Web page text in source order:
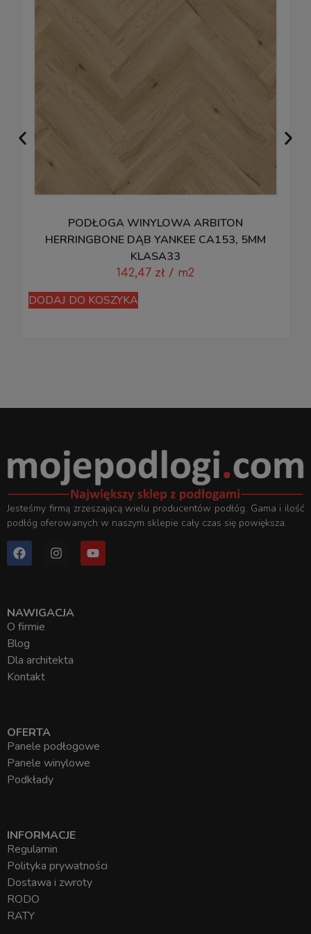
PODŁOGA WINYLOWA ARBITON
HERRINGBONE DĄB YANKEE CA153, 5MM
KLASA33
142,47 zł / m2
DODAJ DO KOSZYKA
Jesteśmy firmą zrzeszającą wielu producentów podłóg. Gama i ilość
podłóg oferowanych w naszym sklepie cały czas się powiększa.
NAWIGACJA
O firmie
Blog
Dla architekta
Kontakt
OFERTA
Panele podłogowe
Panele winylowe
Podkłady
INFORMACJE
Regulamin
Polityka prywatności
Dostawa i zwroty
RODO
RATY